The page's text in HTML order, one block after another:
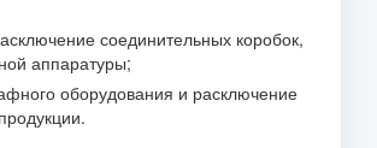
соединительных коробок,
аппаратуры;
оборудования и расключение